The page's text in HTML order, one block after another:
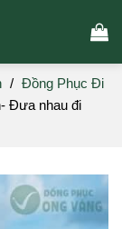
/ Đồng Phục Đi
Đưa nhau đi